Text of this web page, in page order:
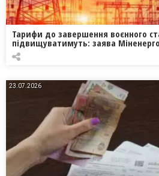
Тарифи до завершення воєнного
підвищуватимуть: заява Міненерго
23.07.2026